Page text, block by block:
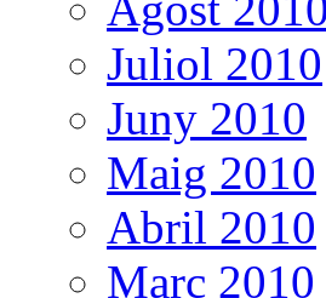
Juliol 2010
Juny 2010
Maig 2010
Abril 2010
Març 2010